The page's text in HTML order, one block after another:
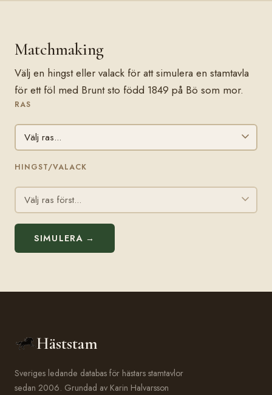
Matchmaking
Välj en hingst eller valack för att simulera en stamtavla
för ett föl med Brunt sto född 1849 på Bö som mor.
RAS
HINGST/VALACK
SIMULERA →
Häststam
Sveriges ledande databas för hästars stamtavlor
sedan 2006. Grundad av Karin Halvarsson